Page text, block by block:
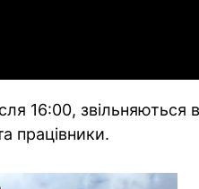
16:00, звільняються
працівники.